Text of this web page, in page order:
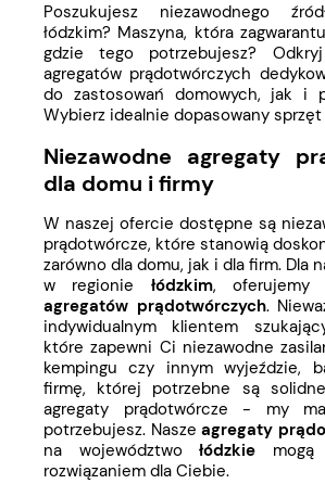
Poszukujesz niezawodnego
łódzkim? Maszyna, która
gdzie tego potrzebujesz?
agregatów prądotwórczych
do zastosowań domowych, jak i
Wybierz idealnie dopasowany sprzęt
Niezawodne agregaty
dla domu i firmy
W naszej ofercie dostępne są
prądotwórcze, które stanowią
zarówno dla domu, jak i dla firm. Dla
w regionie łódzkim, oferujemy
agregatów prądotwórczych.
indywidualnym klientem
które zapewni Ci niezawodne
kempingu czy innym wyjeździe,
firmę, której potrzebne są
agregaty prądotwórcze - my
potrzebujesz. Naszeagregaty
na województwołódzkie mogą
rozwiązaniem dla Ciebie.